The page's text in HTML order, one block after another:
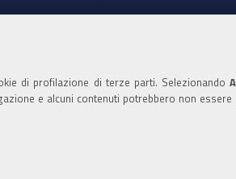
di profilazione di terze parti. Selezionando
e alcuni contenuti potrebbero non
Pubblicità Legale